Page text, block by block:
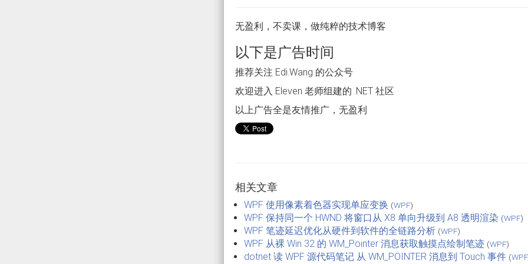
无盈利，不卖课，做纯粹的技术博客
以下是广告时间
推荐关注 Edi.Wang 的公众号
欢迎进入 Eleven 老师组建的 .NET 社区
以上广告全是友情推广，无盈利
相关文章
WPF 使用像素着色器实现单应变换 (WPF)
WPF 保持同一个 HWND 将窗口从 X8 单向升级到 A8 透明渲染 (WPF)
WPF 笔迹延迟优化从硬件到软件的全链路分析 (WPF)
WPF 从裸 Win 32 的 WM_Pointer 消息获取触摸点绘制笔迹 (WPF)
dotnet 读 WPF 源代码笔记 从 WM_POINTER 消息到 Touch 事件 (WPF,